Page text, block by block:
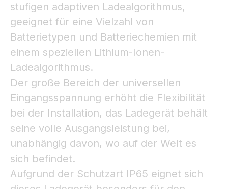
stufigen adaptiven Ladealgorithmus,
geeignet für eine Vielzahl von
Batterietypen und Batteriechemien mit
einem speziellen Lithium-Ionen-
Ladealgorithmus.
Der große Bereich der universellen
Eingangsspannung erhöht die Flexibilität
bei der Installation, das Ladegerät behält
seine volle Ausgangsleistung bei,
unabhängig davon, wo auf der Welt es
sich befindet.
Aufgrund der Schutzart IP65 eignet sich